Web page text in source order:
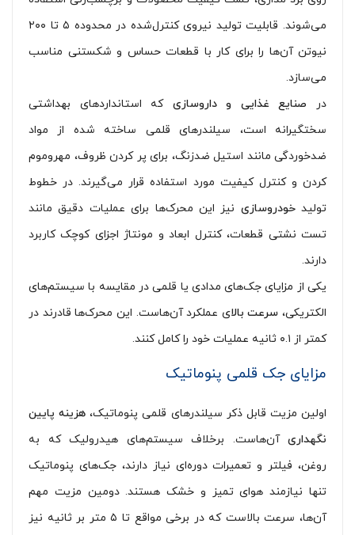
می‌شوند. قابلیت تولید نیروی کنترل‌شده در محدوده ۵ تا ۲۰۰
نیوتن آن‌ها را برای کار با قطعات حساس و شکستنی مناسب
می‌سازد.
در صنایع غذایی و داروسازی که استانداردهای بهداشتی
سختگیرانه است، سیلندرهای قلمی ساخته شده از مواد
ضدخوردگی مانند استیل ضدزنگ، برای پر کردن ظروف، مهروموم
کردن و کنترل کیفیت مورد استفاده قرار می‌گیرند. در خطوط
تولیدخودروسازی نیز این محرک‌ها برای عملیات دقیق مانند
تست نشتی قطعات، کنترل ابعاد و مونتاژ اجزای کوچک کاربرد
دارند.
یکی از مزایای جک‌های مدادی یا قلمی در مقایسه با سیستم‌های
الکتریکی، سرعت بالای عملکرد آن‌هاست. این محرک‌ها قادرند در
کمتر از ۰.۱ ثانیه عملیات خود را کامل کنند.
مزایای جک قلمی پنوماتیک
اولین مزیت قابل ذکر سیلندرهای قلمی پنوماتیک، هزینه پایین
نگهداری آن‌هاست. برخلاف سیستم‌های هیدرولیک که به
روغن، فیلتر و تعمیرات دوره‌ای نیاز دارند، جک‌های پنوماتیک
تنها نیازمند هوای تمیز و خشک هستند. دومین مزیت مهم
آن‌ها، سرعت بالاست که در برخی مواقع تا ۵ متر بر ثانیه نیز